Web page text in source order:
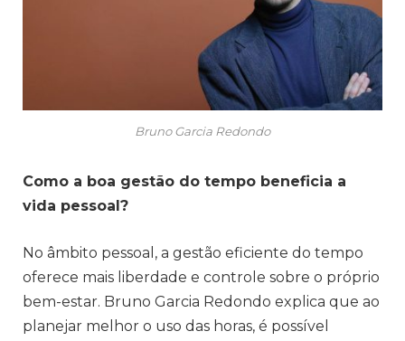
Bruno Garcia Redondo
Como a boa gestão do tempo beneficia a
vida pessoal?
No âmbito pessoal, a gestão eficiente do tempo
oferece mais liberdade e controle sobre o próprio
bem-estar. Bruno Garcia Redondo explica que ao
planejar melhor o uso das horas, é possível